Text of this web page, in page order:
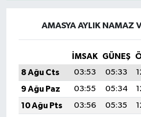
AMASYA AYLIK NAMAZ
İMSAK GÜNEŞ
8 Ağu Cts
03:53 05:33
9 Ağu Paz
03:55 05:34
10 Ağu Pts
03:56 05:35